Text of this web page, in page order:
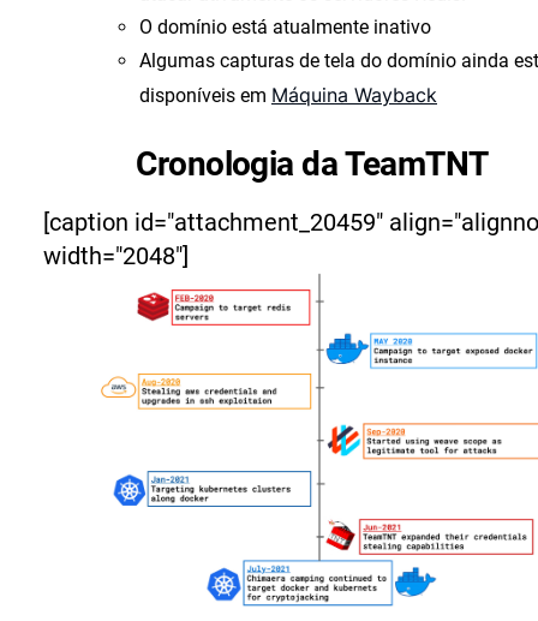
O domínio está atualmente inativo
Algumas capturas de tela do domínio ainda
disponíveis em Máquina Wayback
Cronologia da TeamTNT
[caption id="attachment_20459"
width="2048"]